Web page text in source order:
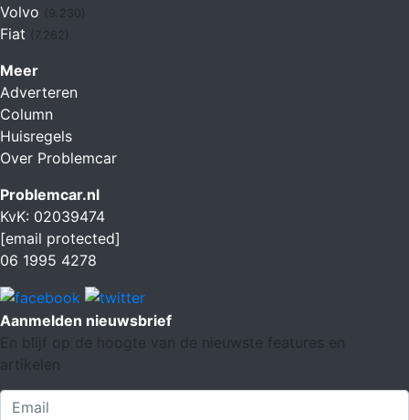
Volvo
Fiat (7.262)
Meer
Adverteren
Column
Huisregels
Over Problemcar
Problemcar.nl
KvK: 02039474
[email protected]
06 1995 4278
Aanmelden nieuwsbrief
En blijf op de hoogte van de nieuwste features en
artikelen